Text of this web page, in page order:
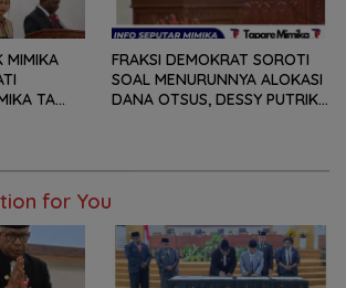
MIMIKA
TA
FRAKSI DEMOKRAT SOROTI
SOAL MENURUNNYA ALOKASI
DANA OTSUS, DESSY PUTRIKA
BAGI OAP
for You